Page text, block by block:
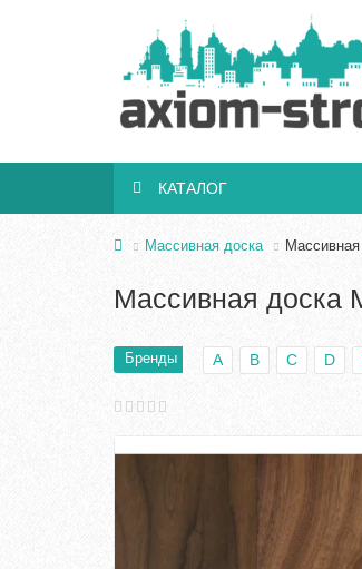
КАТАЛОГ
Массивная доска
Массивная доска
Бренды A B C D